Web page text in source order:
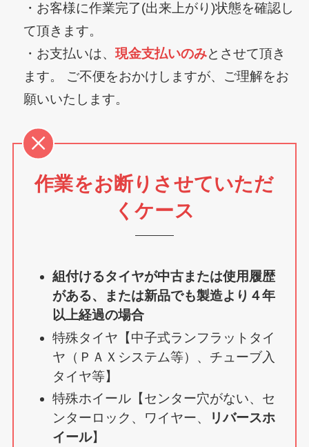
・お客様に作業完了(出来上がり)状態を確認し
て頂きます。
・お支払いは、 現金支払いのみとさせて頂き
ます。 ご不便をおかけしますが、ご理解をお
願いいたします。
作業をお断りさせていただ
くケース
組付けるタイヤが中古または使用履歴
がある、または新品でも製造より４年
以上経過の場合
特殊タイヤ【中子式ランフラットタイ
ヤ（ＰＡＸシステム等）、チューブ入
タイヤ等】
特殊ホイール【センター穴がない、セ
ンターロック、ワイヤー、
リバースホ
イール】